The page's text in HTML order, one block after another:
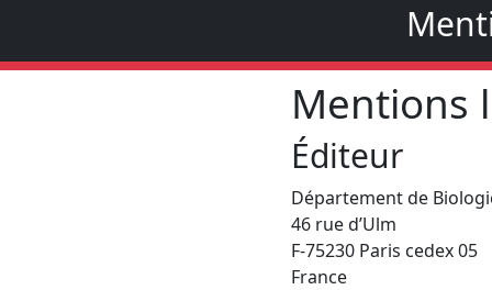
Mentions
Éditeur
Département de
46 rue d’Ulm
F-75230 Paris cedex 05
France